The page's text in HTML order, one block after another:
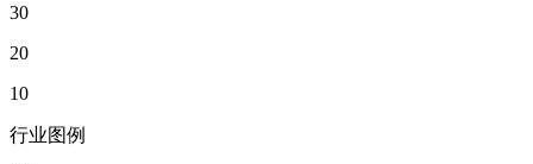
30
20
10
行业图例